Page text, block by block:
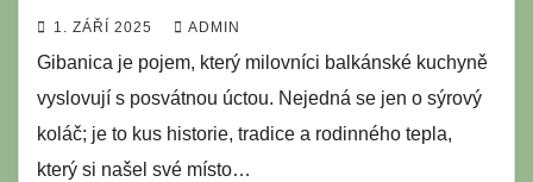
1. ZÁŘÍ 2025 ADMIN
Gibanica je pojem, který milovníci balkánské kuchyně
vyslovují s posvátnou úctou. Nejedná se jen o sýrový
koláč; je to kus historie, tradice a rodinného tepla,
který si našel své místo…